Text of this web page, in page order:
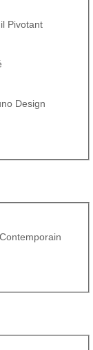
Pivotant
Design
Contemporain